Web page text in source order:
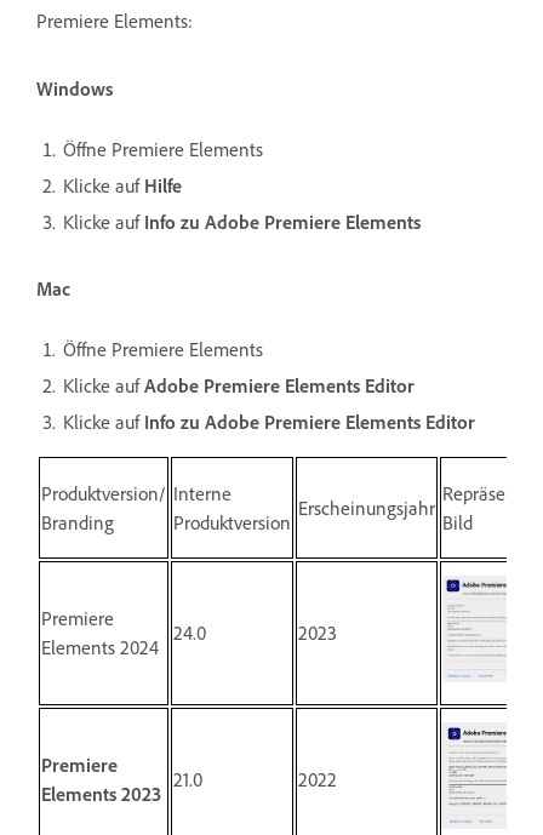
Premiere Elements:
Windows
Öffne Premiere Elements
Klicke auf Hilfe
Klicke auf Info zu Adobe Premiere Elements
Mac
Öffne Premiere Elements
Klicke aufAdobe Premiere Elements Editor
Klicke auf Info zu Adobe Premiere Elements Editor
Produktversion/
Branding
Interne
Produktversion
Erscheinungsjahr
Bild
Premiere
Elements 2024
24.0 2023
Premiere
Elements 2023
21.0 2022